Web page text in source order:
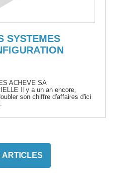
SYSTEMES
ACHEVE SA
Il y a un an encore,
son chiffre d'affaires d'ici
ARTICLES